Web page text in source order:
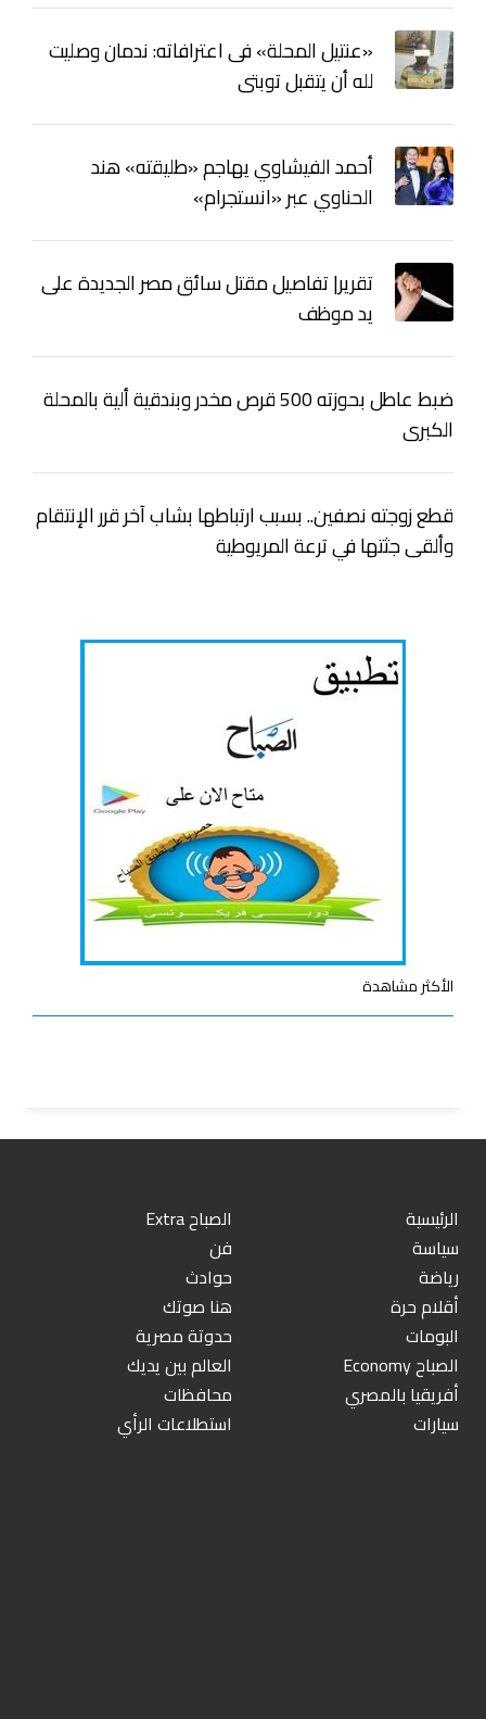
«عنتيل المحلة» فى اعترافاته: ندمان وصليت
لله أن يتقبل توبتى
أحمد الفيشاوي يهاجم «طليقته» هند
الحناوي عبر «انستجرام»
تقرير| تفاصيل مقتل سائق مصر الجديدة على
يد موظف
ضبط عاطل بحوزته 500 قرص مخدر وبندقية ألية بالمحلة
الكبرى
قطع زوجته نصفين.. بسبب ارتباطها بشاب آخر قرر الإنتقام
وألقى جثتها في ترعة المريوطية
الأكثر مشاهدة
الرئيسية
الصباح Extra
سياسة
فن
رياضة
حوادث
أقلام حرة
هنا صوتك
البومات
حدوتة مصرية
الصباح Economy
العالم بين يديك
أفريقيا بالمصري
محافظات
سيارات
استطلاعات الرأي